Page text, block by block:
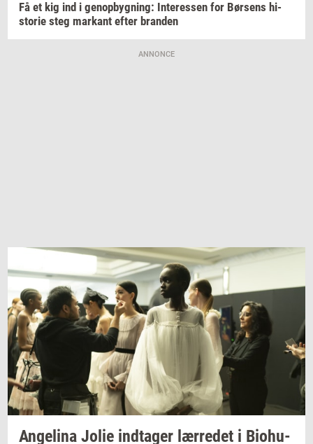
Få et kig ind i genop­byg­ning: In­ter­es­sen for Bør­sens hi­
sto­rie steg mar­kant efter bran­den
ANNONCE
An­ge­li­na Jolie ind­ta­ger lær­re­det i Bio­hu­